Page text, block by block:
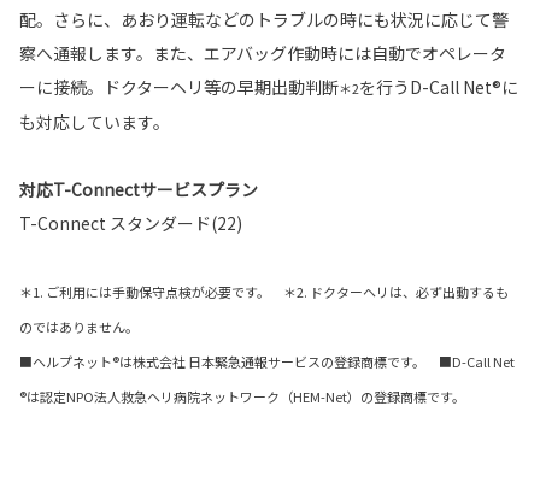
配。さらに、あおり運転などのトラブルの時にも状況に応じて警
察へ通報します。また、エアバッグ作動時には自動でオペレータ
ーに接続。ドクターヘリ等の早期出動判断＊2を行うD-Call Net®に
も対応しています。
対応T-Connectサービスプラン
T-Connect スタンダード(22)
＊1. ご利用には手動保守点検が必要です。 ＊2. ドクターヘリは、必ず出動するも
のではありません。
■ヘルプネット®は株式会社 日本緊急通報サービスの登録商標です。 ■D-Call Net
®は認定NPO法人救急ヘリ病院ネットワーク（HEM-Net）の登録商標です。